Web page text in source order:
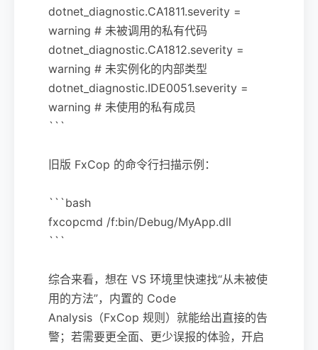
dotnet_diagnostic.CA1811.severity =
warning # 未被调用的私有代码
dotnet_diagnostic.CA1812.severity =
warning # 未实例化的内部类型
dotnet_diagnostic.IDE0051.severity =
warning # 未使用的私有成员
```
旧版 FxCop 的命令行扫描示例：
```bash
fxcopcmd /f:bin/Debug/MyApp.dll
```
综合来看，想在 VS 环境里快速找“从未被使
用的方法”，内置的 Code
Analysis（FxCop 规则）就能给出直接的告
警；若需要更全面、更少误报的体验，开启